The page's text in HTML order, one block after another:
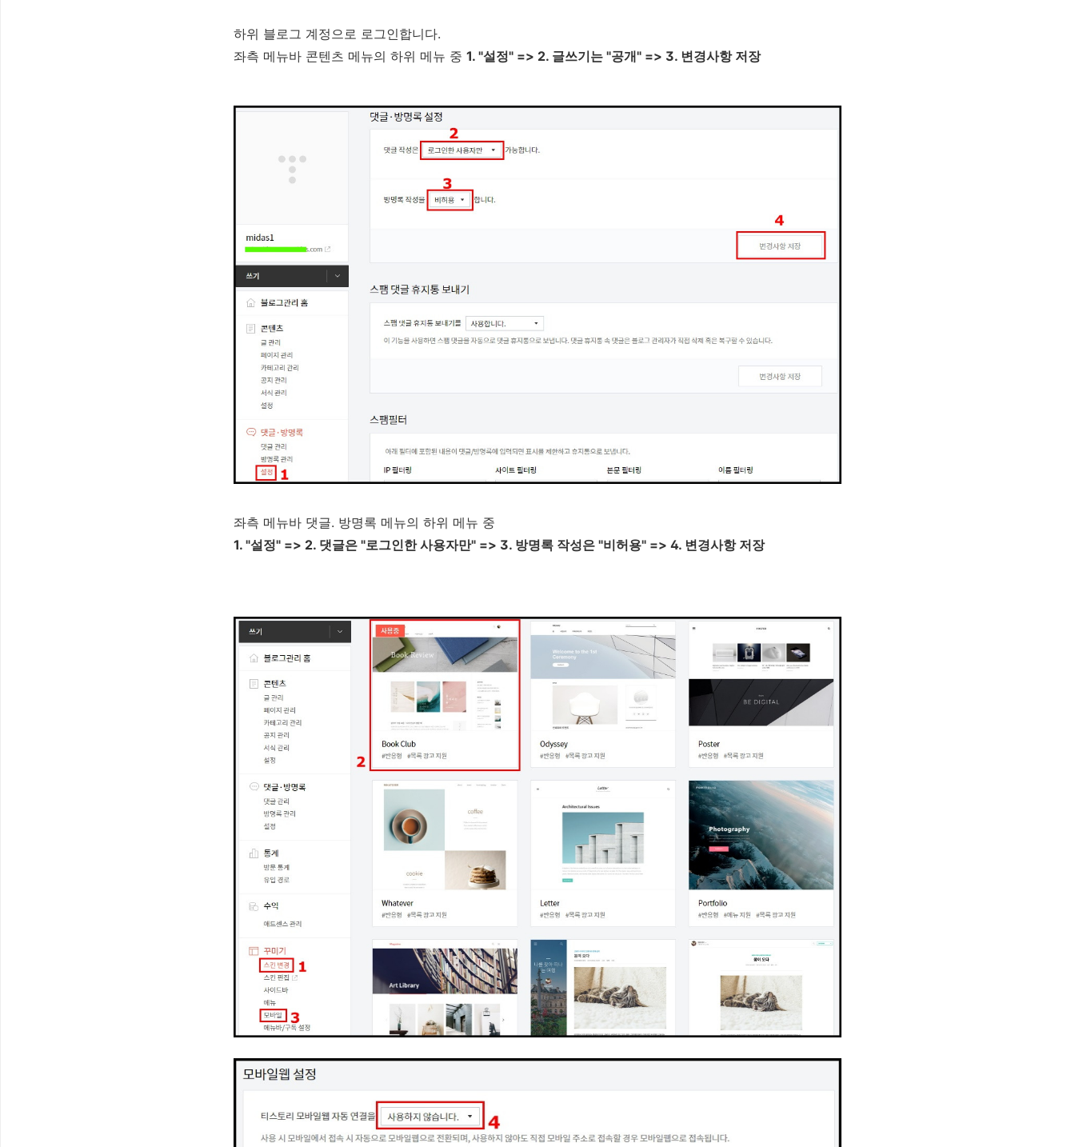
하위 블로그 계정으로 로그인합니다.
좌측 메뉴바 콘텐츠 메뉴의 하위 메뉴 중 1. "설정" => 2. 글쓰기는 "공개" => 3. 변경사항 저장
좌측 메뉴바 댓글. 방명록 메뉴의 하위 메뉴 중
1. "설정" => 2. 댓글은 "로그인한 사용자만" => 3. 방명록 작성은 "비허용" => 4. 변경사항 저장